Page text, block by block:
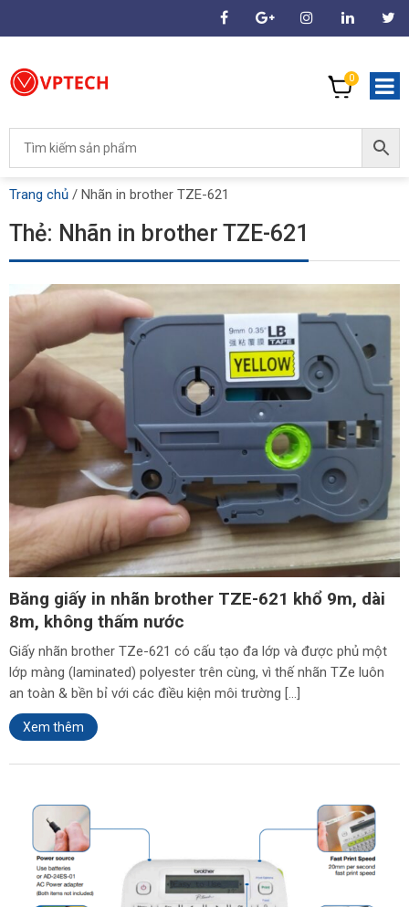
0
Trang chủ / Nhãn in brother TZE-621
Thẻ: Nhãn in brother TZE-621
Băng giấy in nhãn brother TZE-621 khổ 9m, dài
8m, không thấm nước
Giấy nhãn brother TZe-621 có cấu tạo đa lớp và được phủ một
lớp màng (laminated) polyester trên cùng, vì thế nhãn TZe luôn
an toàn & bền bỉ với các điều kiện môi trường […]
Xem thêm